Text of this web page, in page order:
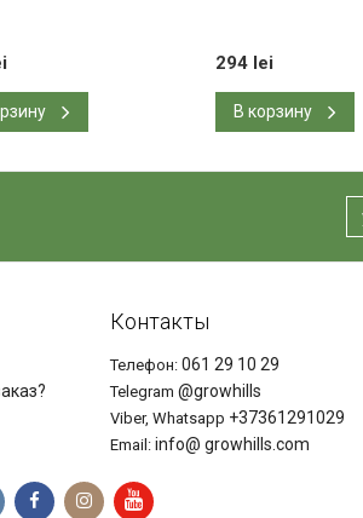
294 lei
В корзину
Контакты
Телефон: 061 29 10 29
Telegram @growhills
Viber, Whatsapp +37361291029
Email: info@ growhills.com